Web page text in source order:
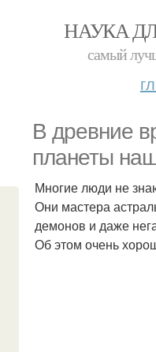
НАУКА
самый
В древние
планеты
Многие люди не
Они мастера
демонов и даже
Об этом очень